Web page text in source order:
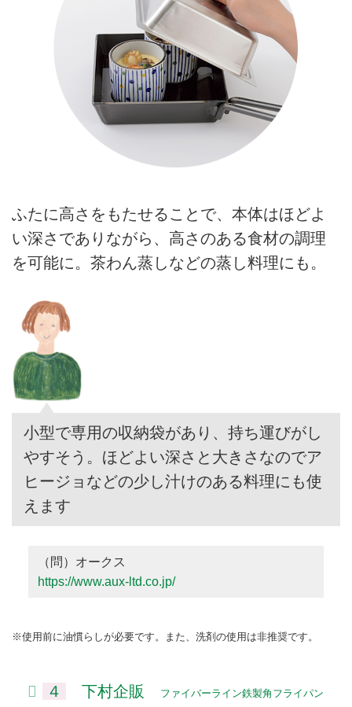
ふたに高さをもたせることで、本体はほどよ
い深さでありながら、高さのある食材の調理
を可能に。茶わん蒸しなどの蒸し料理にも。
小型で専用の収納袋があり、持ち運びがし
やすそう。ほどよい深さと大きさなのでア
ヒージョなどの少し汁けのある料理にも使
えます
（問）オークス
https://www.aux-ltd.co.jp/
※使用前に油慣らしが必要です。また、洗剤の使用は非推奨です。
４ 下村企販 ファイバーライン鉄製角フライパン